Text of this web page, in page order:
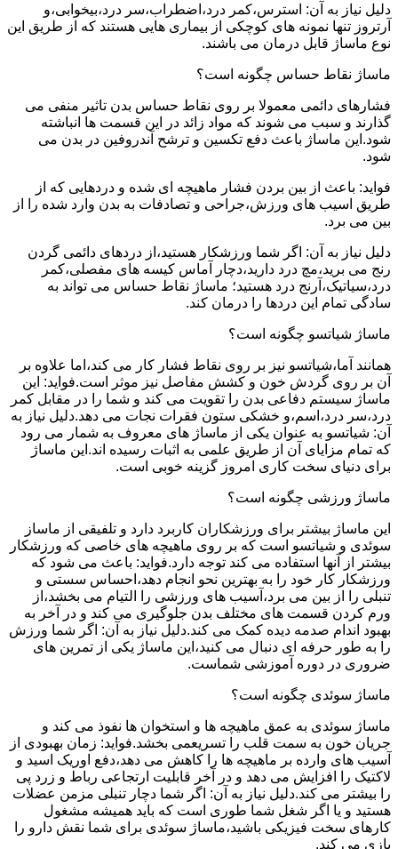
دلیل نیاز به آن: استرس،کمر درد،اضطراب،سر درد،بیخوابی،و
آرتروز تنها نمونه های کوچکی از بیماری هایی هستند که از طریق این
نوع ماساژ قابل درمان می باشند.
ماساژ نقاط حساس چگونه است؟
فشارهای دائمی معمولا بر روی نقاط حساس بدن تاثیر منفی می
گذارند و سبب می شوند که مواد زائد در این قسمت ها انباشته
شود.این ماساژ باعث دفع تکسین و ترشح آندروفین در بدن می
شود.
فواید: باعث از بین بردن فشار ماهیچه ای شده و دردهایی که از
طریق اسیب های ورزش،جراحی و تصادفات به بدن وارد شده را از
بین می برد.
دلیل نیاز به آن: اگر شما ورزشکار هستید،از دردهای دائمی گردن
رنج می برید،مچ درد دارید،دچار آماس کیسه های مفصلی،کمر
درد،سیاتیک،آرنج درد هستید؛ ماساژ نقاط حساس می تواند به
سادگی تمام این دردها را درمان کند.
ماساژ شیاتسو چگونه است؟
همانند آما،شیاتسو نیز بر روی نقاط فشار کار می کند،اما علاوه بر
آن بر روی گردش خون و کشش مفاصل نیز موثر است.فواید: این
ماساژ سیستم دفاعی بدن را تقویت می کند و شما را در مقابل کمر
درد،سر درد،اسم،و خشکی ستون فقرات نجات می دهد.دلیل نیاز به
آن: شیاتسو به عنوان یکی از ماساژ های معروف به شمار می رود
که تمام مزایای آن از طریق علمی به اثبات رسیده اند.این ماساژ
برای دنیای سخت کاری امروز گزینه خوبی است.
ماساژ ورزشی چگونه است؟
این ماساژ بیشتر برای ورزشکاران کاربرد دارد و تلفیقی از ماساز
سوئدی و شیاتسو است که بر روی ماهیچه های خاصی که ورزشکار
بیشتر از آنها استفاده می کند توجه دارد.فواید: باعث می شود که
ورزشکار کار خود را به بهترین نحو انجام دهد،احساس سستی و
تنبلی را از بین می برد،آسیب های ورزشی را التیام می بخشد،از
ورم کردن قسمت های مختلف بدن جلوگیری می کند و در آخر به
بهبود اندام صدمه دیده کمک می کند.دلیل نیاز به آن: اگر شما ورزش
را به طور حرفه ای دنبال می کنید،این ماساژ یکی از تمرین های
ضروری در دوره آموزشی شماست.
ماساژ سوئدی چگونه است؟
ماساژ سوئدی به عمق ماهیچه ها و استخوان ها نفوذ می کند و
جریان خون به سمت قلب را تسریعمی بخشد.فواید: زمان بهبودی از
آسیب های وارده بر ماهیچه ها را کاهش می دهد،دفع اوریک اسید و
لاکتیک را افزایش می دهد و در آخر قابلیت ارتجاعی رباط و زرد پی
را بیشتر می کند.دلیل نیاز به آن: اگر شما دچار تنبلی مزمن عضلات
هستید و یا اگر شغل شما طوری است که باید همیشه مشغول
کارهای سخت فیزیکی باشید،ماساژ سوئدی برای شما نقش دارو را
بازی می کند.